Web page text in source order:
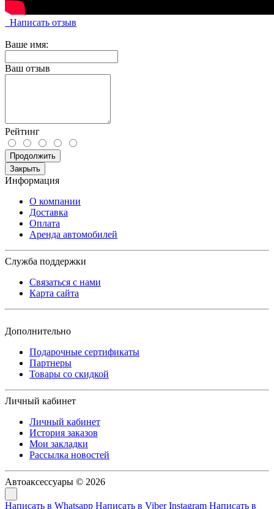
Написать отзыв
Ваше имя:
Ваш отзыв
Рейтинг
Продолжить
Закрыть
Информация
О компании
Доставка
Оплата
Аренда автомобилей
Служба поддержки
Связаться с нами
Карта сайта
Дополнительно
Подарочные сертификаты
Партнеры
Товары со скидкой
Личный кабинет
Личный кабинет
История заказов
Мои закладки
Рассылка новостей
Автоаксессуары © 2026
Написать в Whatsapp Написать в Viber Instagram Написать в